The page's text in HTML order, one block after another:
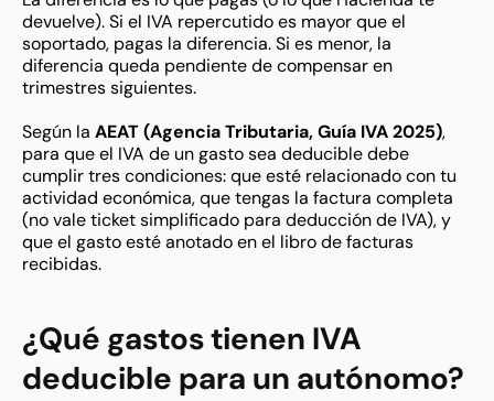
devuelve). Si el IVA repercutido es mayor que el
soportado, pagas la diferencia. Si es menor, la
diferencia queda pendiente de compensar en
trimestres siguientes.
Según la AEAT (Agencia Tributaria, Guía IVA 2025),
para que el IVA de un gasto sea deducible debe
cumplir tres condiciones: que esté relacionado con tu
actividad económica, que tengas la factura completa
(no vale ticket simplificado para deducción de IVA), y
que el gasto esté anotado en el libro de facturas
recibidas.
¿Qué gastos tienen IVA
deducible para un autónomo?